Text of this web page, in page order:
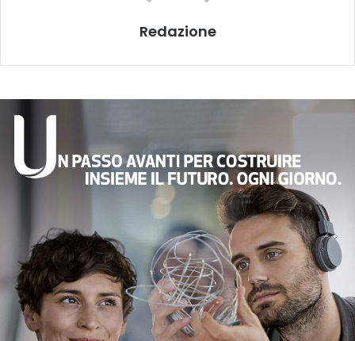
Redazione